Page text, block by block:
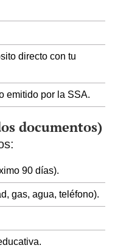
directo con tu
emitido por la SSA.
documentos)
90 días).
gas, agua, teléfono).